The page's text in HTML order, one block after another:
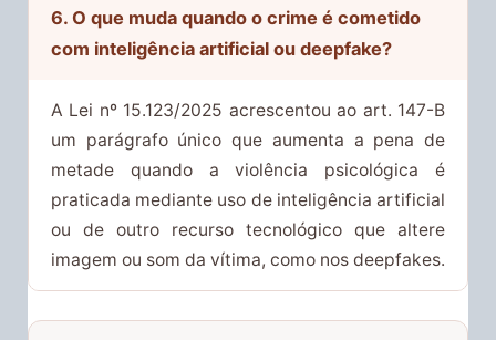
6. O que muda quando o crime é cometido
com inteligência artificial ou deepfake?
A Lei nº 15.123/2025 acrescentou ao art. 147-B
um parágrafo único que aumenta a pena de
metade quando a violência psicológica é
praticada mediante uso de inteligência artificial
ou de outro recurso tecnológico que altere
imagem ou som da vítima, como nos deepfakes.